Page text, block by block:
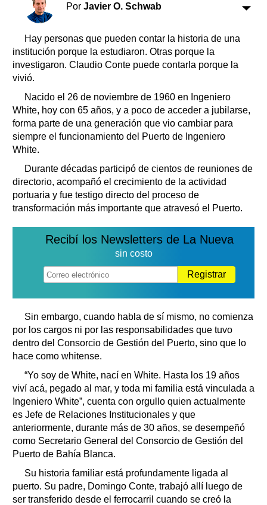
Por Javier O. Schwab
Hay personas que pueden contar la historia de una
institución porque la estudiaron. Otras porque la
investigaron. Claudio Conte puede contarla porque la
vivió.
Nacido el 26 de noviembre de 1960 en Ingeniero
White, hoy con 65 años, y a poco de acceder a jubilarse,
forma parte de una generación que vio cambiar para
siempre el funcionamiento del Puerto de Ingeniero
White.
Durante décadas participó de cientos de reuniones de
directorio, acompañó el crecimiento de la actividad
portuaria y fue testigo directo del proceso de
transformación más importante que atravesó el Puerto.
Recibí los Newsletters de La Nueva
sin costo
Registrar
Sin embargo, cuando habla de sí mismo, no comienza
por los cargos ni por las responsabilidades que tuvo
dentro del Consorcio de Gestión del Puerto, sino que lo
hace como whitense.
“Yo soy de White, nací en White. Hasta los 19 años
viví acá, pegado al mar, y toda mi familia está vinculada a
Ingeniero White”, cuenta con orgullo quien actualmente
es Jefe de Relaciones Institucionales y que
anteriormente, durante más de 30 años, se desempeñó
como Secretario General del Consorcio de Gestión del
Puerto de Bahía Blanca.
Su historia familiar está profundamente ligada al
puerto. Su padre, Domingo Conte, trabajó allí luego de
ser transferido desde el ferrocarril cuando se creó la